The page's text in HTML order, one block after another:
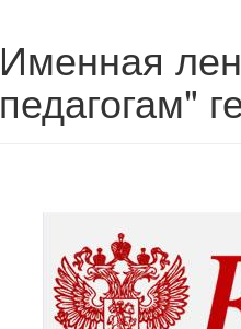
Именная
педагогам"